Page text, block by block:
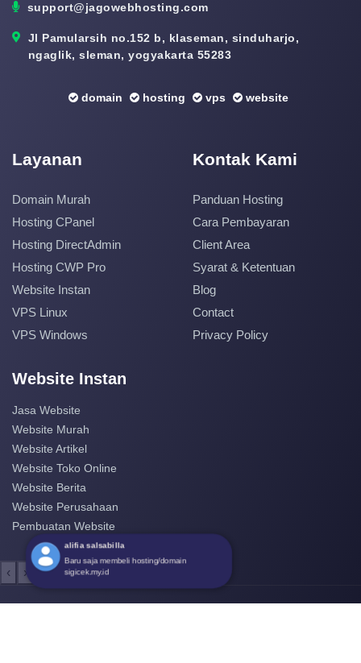
support@jagowebhosting.com
Jl Pamularsih no.152 b, klaseman, sinduharjo,
ngaglik, sleman, yogyakarta 55283
domain hosting vps website
Layanan
Domain Murah
Hosting CPanel
Hosting DirectAdmin
Hosting CWP Pro
Website Instan
VPS Linux
VPS Windows
Kontak Kami
Panduan Hosting
Cara Pembayaran
Client Area
Syarat & Ketentuan
Blog
Contact
Privacy Policy
Website Instan
Jasa Website
Website Murah
Website Artikel
Website Toko Online
Website Berita
Website Perusahaan
Pembuatan Website
‹ ›
alifia salsabilla
Baru saja membeli hosting/domain
sigicek.my.id